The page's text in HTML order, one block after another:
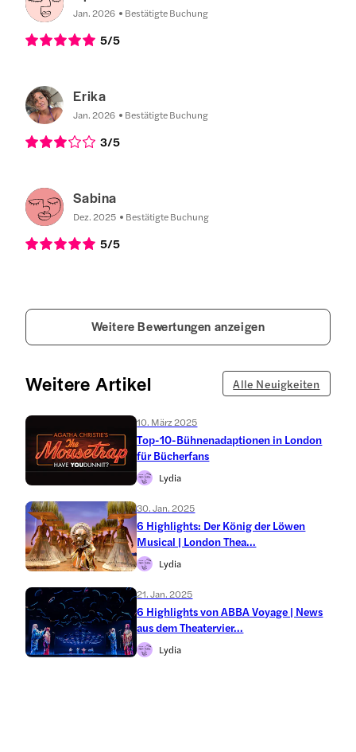
Jan. 2026 Bestätigte Buchung
5/5
Erika
Jan. 2026 Bestätigte Buchung
3/5
Sabina
Dez. 2025 Bestätigte Buchung
5/5
Weitere Bewertungen anzeigen
Weitere Artikel Alle Neuigkeiten
10. März 2025
Top-10-Bühnenadaptionen in London
für Bücherfans
Lydia
30. Jan. 2025
6 Highlights: Der König der Löwen
Musical | London Thea...
Lydia
21. Jan. 2025
6 Highlights von ABBA Voyage | News
aus dem Theatervier...
Lydia